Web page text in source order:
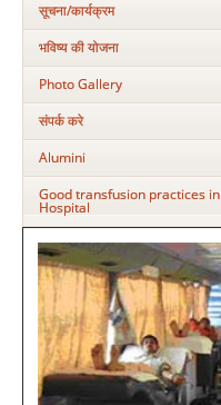
सूचना/कार्यक्रम
भविष्य की योजना
Photo Gallery
संपर्क करे
Alumini
Good transfusion practices in
Hospital